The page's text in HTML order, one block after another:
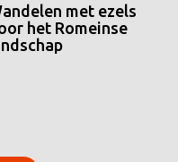
met ezels
het Romeinse